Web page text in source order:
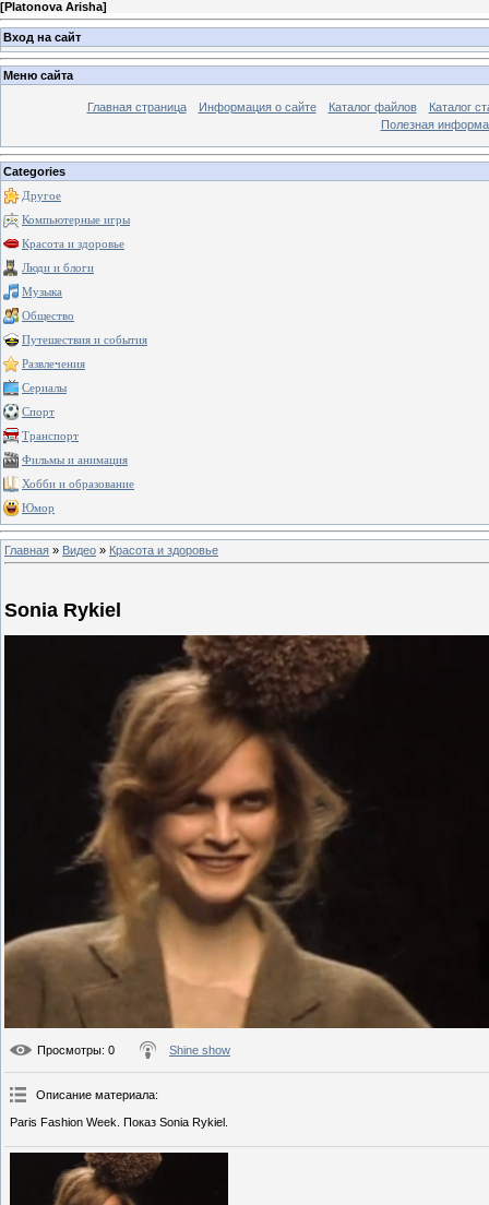
[Platonova Arisha]
Вход на сайт
Меню сайта
Главная страница Информация о сайте Каталог файлов
Каталог
Полезная
Categories
Другое
Компьютерные игры
Красота и здоровье
Люди и блоги
Музыка
Общество
Путешествия и события
Развлечения
Сериалы
Спорт
Транспорт
Фильмы и анимация
Хобби и образование
Юмор
Главная » Видео » Красота и здоровье
Sonia Rykiel
Просмотры: 0 Shine show
Описание материала:
Paris Fashion Week. Показ Sonia Rykiel.